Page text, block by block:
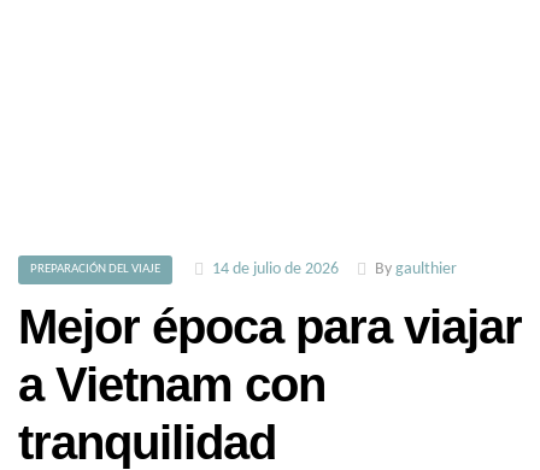
PREPARACIÓN DEL VIAJE 14 de julio de 2026 By gaulthier
Mejor época para viajar
a Vietnam con
tranquilidad